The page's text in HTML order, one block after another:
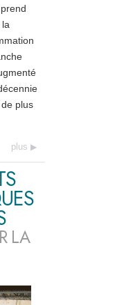
plus
plus
LA